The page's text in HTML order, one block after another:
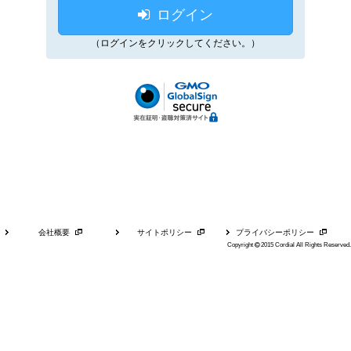
ログイン
（ログインをクリックしてください。）
会社概要 サイトポリシー プライバシーポリシー
Copyright 2015 Cordial All Rights Reserved.